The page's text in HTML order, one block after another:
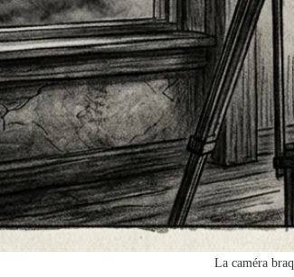
La caméra